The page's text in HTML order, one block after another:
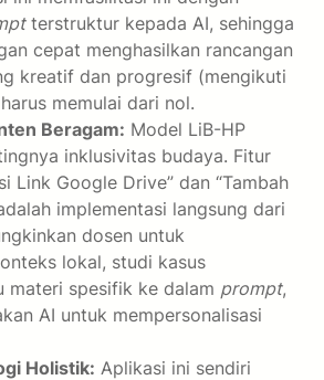
terstruktur kepada AI, sehingga
cepat menghasilkan rancangan
kreatif dan progresif (mengikuti
memulai dari nol.
Beragam: Model LiB-HP
inklusivitas budaya. Fitur
Link Google Drive” dan “Tambah
implementasi langsung dari
dosen untuk
lokal, studi kasus
materi spesifik ke dalam prompt,
AI untuk mempersonalisasi
Holistik: Aplikasi ini sendiri